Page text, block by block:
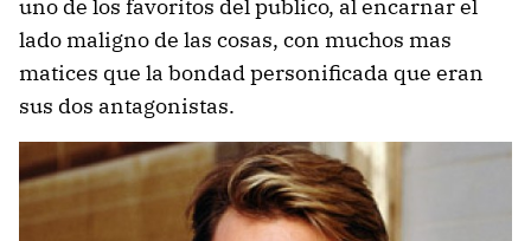
uno de los favoritos del publico, al encarnar el
lado maligno de las cosas, con muchos mas
matices que la bondad personificada que eran
sus dos antagonistas.